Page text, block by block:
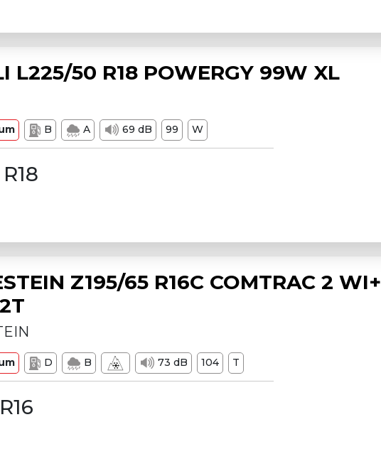
L225/50 R18 POWERGY 99W XL
B A 69 dB 99 W
Z195/65 R16C COMTRAC 2 WI+
D B 73 dB 104 T